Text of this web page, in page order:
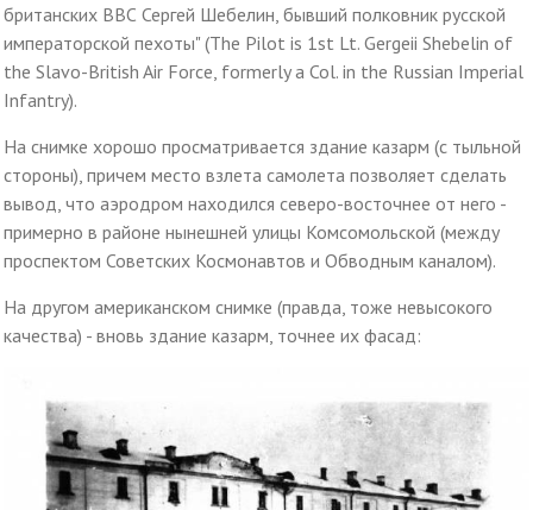
британских ВВС Сергей Шебелин, бывший полковник русской
императорской пехоты" (The Pilot is 1st Lt. Gergeii Shebelin of
the Slavo-British Air Force, formerly a Col. in the Russian Imperial
Infantry).
На снимке хорошо просматривается здание казарм (с тыльной
стороны), причем место взлета самолета позволяет сделать
вывод, что аэродром находился северо-восточнее от него -
примерно в районе нынешней улицы Комсомольской (между
проспектом Советских Космонавтов и Обводным каналом).
На другом американском снимке (правда, тоже невысокого
качества) - вновь здание казарм, точнее их фасад: